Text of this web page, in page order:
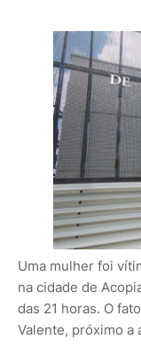
Uma mulher foi
na cidade de
das 21 horas. O
Valente, próximo a